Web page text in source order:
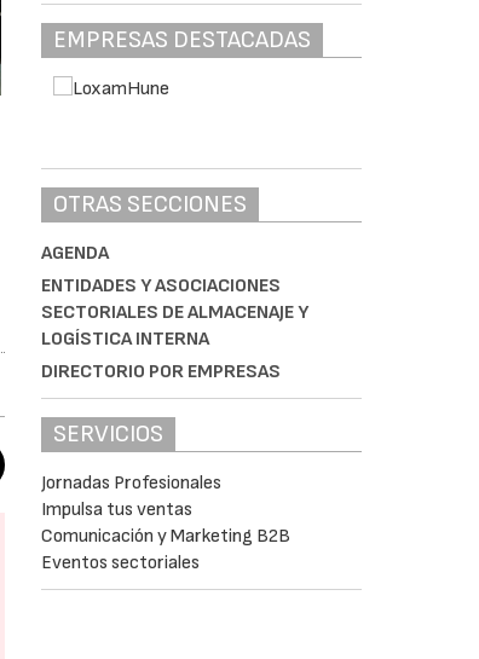
EMPRESAS DESTACADAS
OTRAS SECCIONES
AGENDA
ENTIDADES Y ASOCIACIONES
SECTORIALES DE ALMACENAJE Y
LOGÍSTICA INTERNA
DIRECTORIO POR EMPRESAS
SERVICIOS
Jornadas Profesionales
Impulsa tus ventas
Comunicación y Marketing B2B
Eventos sectoriales